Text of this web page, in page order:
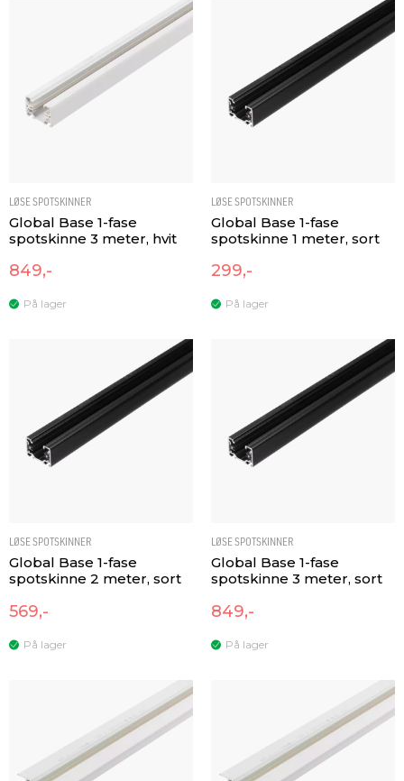
LØSE SPOTSKINNER
Global Base 1-fase
spotskinne 3 meter, hvit
849,-
På lager
LØSE SPOTSKINNER
Global Base 1-fase
spotskinne 1 meter, sort
299,-
På lager
LØSE SPOTSKINNER
Global Base 1-fase
spotskinne 2 meter, sort
569,-
På lager
LØSE SPOTSKINNER
Global Base 1-fase
spotskinne 3 meter, sort
849,-
På lager